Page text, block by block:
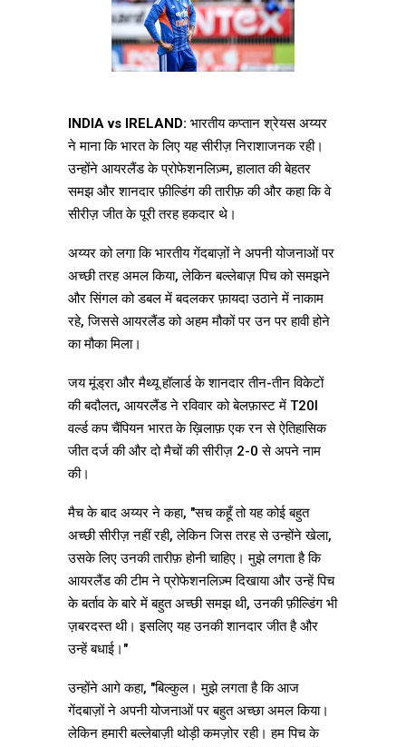
INDIA vs IRELAND: भारतीय कप्तान श्रेयस अय्यर
ने माना कि भारत के लिए यह सीरीज़ निराशाजनक रही।
उन्होंने आयरलैंड के प्रोफेशनलिज़्म, हालात की बेहतर
समझ और शानदार फ़ील्डिंग की तारीफ़ की और कहा कि वे
सीरीज़ जीत के पूरी तरह हकदार थे।
अय्यर को लगा कि भारतीय गेंदबाज़ों ने अपनी योजनाओं पर
अच्छी तरह अमल किया, लेकिन बल्लेबाज़ पिच को समझने
और सिंगल को डबल में बदलकर फ़ायदा उठाने में नाकाम
रहे, जिससे आयरलैंड को अहम मौकों पर उन पर हावी होने
का मौका मिला।
जय मूंड्रा और मैथ्यू हॉलार्ड के शानदार तीन-तीन विकेटों
की बदौलत, आयरलैंड ने रविवार को बेलफ़ास्ट में T20I
वर्ल्ड कप चैंपियन भारत के ख़िलाफ़ एक रन से ऐतिहासिक
जीत दर्ज की और दो मैचों की सीरीज़ 2-0 से अपने नाम
की।
मैच के बाद अय्यर ने कहा, "सच कहूँ तो यह कोई बहुत
अच्छी सीरीज़ नहीं रही, लेकिन जिस तरह से उन्होंने खेला,
उसके लिए उनकी तारीफ़ होनी चाहिए। मुझे लगता है कि
आयरलैंड की टीम ने प्रोफेशनलिज़्म दिखाया और उन्हें पिच
के बर्ताव के बारे में बहुत अच्छी समझ थी, उनकी फ़ील्डिंग भी
ज़बरदस्त थी। इसलिए यह उनकी शानदार जीत है और
उन्हें बधाई।"
उन्होंने आगे कहा, "बिल्कुल। मुझे लगता है कि आज
गेंदबाज़ों ने अपनी योजनाओं पर बहुत अच्छा अमल किया।
लेकिन हमारी बल्लेबाज़ी थोड़ी कमज़ोर रही। हम पिच के